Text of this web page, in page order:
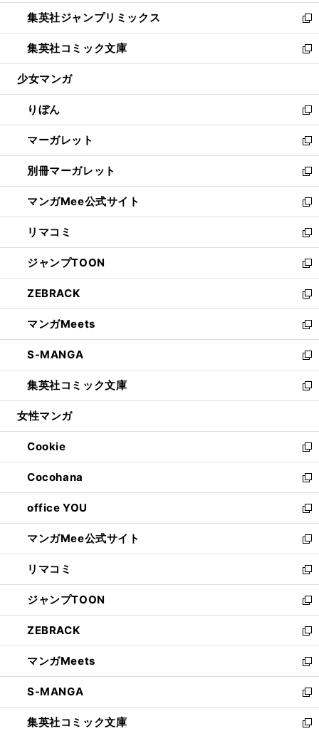
く
ウ
で
開
く
ン
ド
ウ
で
開
ウ
ィ
ン
ド
ウ
開
く
し
い
ウ
ィ
ン
ウ
で
開
く
集英社ジャンプリミックス
新
し
い
ウ
ン
ド
ウ
で
開
く
集英社コミック文庫
新
し
ウ
ィ
ン
ド
ウ
で
開
く
少女マンガ
りぼん
新
し
い
ウ
ィ
ン
ド
ウ
で
開
く
マーガレット
新
し
い
ウ
ィ
ン
ド
ウ
で
開
く
別冊マーガレット
新
し
い
ウ
ィ
ン
ド
ウ
で
開
く
マンガMee公式サイト
新
し
い
ウ
ィ
ン
ド
ウ
で
開
く
リマコミ
新
し
い
ウ
ィ
ン
ド
ウ
で
開
く
ジャンプTOON
新
し
い
ウ
ィ
ン
ド
ウ
で
開
ZEBRACK
新
し
い
ウ
ィ
ン
ド
ウ
開
く
マンガMeets
新
し
い
ウ
ィ
ン
ウ
で
開
く
S-MANGA
新
し
い
ウ
ン
ド
ウ
で
開
く
集英社コミック文庫
新
し
ウ
ィ
ン
ド
ウ
で
開
く
女性マンガ
Cookie
新
し
い
ウ
ィ
ン
ド
ウ
で
開
く
Cocohana
新
し
い
ウ
ィ
ン
ド
ウ
で
開
く
office YOU
新
し
い
ウ
ィ
ン
ド
ウ
で
開
く
マンガMee公式サイト
新
し
い
ウ
ィ
ン
ド
ウ
で
開
く
リマコミ
新
し
い
ウ
ィ
ン
ド
ウ
で
開
く
ジャンプTOON
新
し
い
ウ
ィ
ン
ド
ウ
で
ZEBRACK
新
し
い
ウ
ィ
ン
ド
マンガMeets
新
し
い
ウ
ィ
S-MANGA
新
し
い
集英社コミック文庫
新